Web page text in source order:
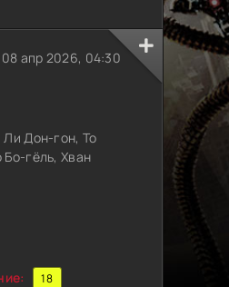
08 апр 2026, 04:30
Дон-гон, То
гёль, Хван
18